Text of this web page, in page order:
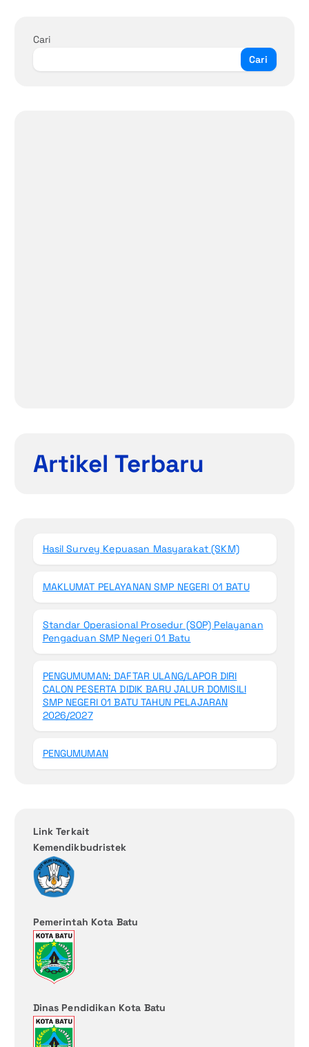
Cari
Cari
Artikel Terbaru
Hasil Survey Kepuasan Masyarakat (SKM)
MAKLUMAT PELAYANAN SMP NEGERI 01 BATU
Standar Operasional Prosedur (SOP) Pelayanan
Pengaduan SMP Negeri 01 Batu
PENGUMUMAN: DAFTAR ULANG/LAPOR DIRI
CALON PESERTA DIDIK BARU JALUR DOMISILI
SMP NEGERI 01 BATU TAHUN PELAJARAN
2026/2027
PENGUMUMAN
Link Terkait
Kemendikbudristek
Pemerintah Kota Batu
Dinas Pendidikan Kota Batu